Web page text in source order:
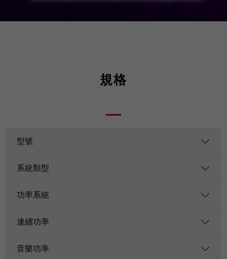
規格
型號
系統類型
功率系統
連續功率
音樂功率